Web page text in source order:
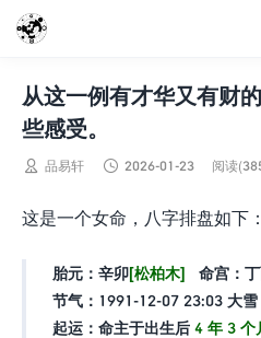
从这一例有才华又有财
些感受。
 品易轩  2026-01-23 阅读
这是一个女命，八字排盘如下：
胎元： 辛卯[松柏木] 命宫：
节气： 1991-12-07 23:03 大
起运： 命主于出生后 4 年 3 个